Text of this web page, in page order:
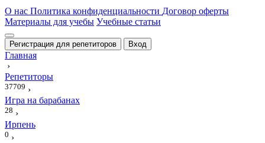
О нас Политика конфиденциальности Договор оферты
Материалы для учебы Учебные статьи
Регистрация для репетиторов Вход
Главная
›
Репетиторы
37709 ›
Игра на барабанах
28 ›
Ирпень
0 ›